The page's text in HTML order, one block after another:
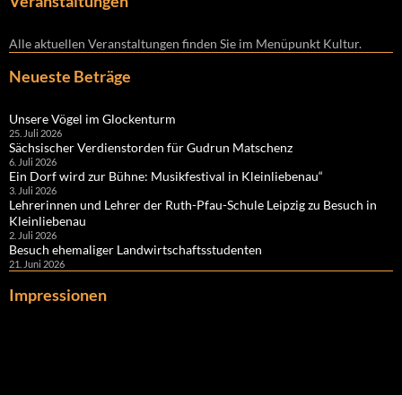
Alle aktuellen Veranstaltungen finden Sie im Menüpunkt Kultur.
Neueste Beträge
Unsere Vögel im Glockenturm
25. Juli 2026
Sächsischer Verdienstorden für Gudrun Matschenz
6. Juli 2026
Ein Dorf wird zur Bühne: Musikfestival in Kleinliebenau“
3. Juli 2026
Lehrerinnen und Lehrer der Ruth-Pfau-Schule Leipzig zu Besuch in
Kleinliebenau
2. Juli 2026
Besuch ehemaliger Landwirtschaftsstudenten
21. Juni 2026
Impressionen